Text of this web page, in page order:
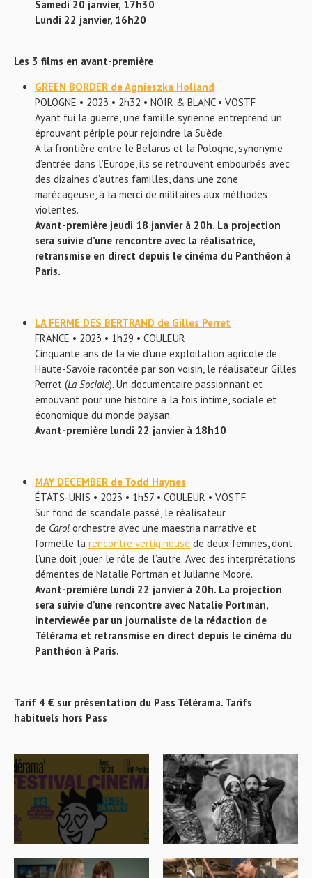
Samedi 20 janvier, 17h30
Lundi 22 janvier, 16h20
Les 3 films en avant-première
GREEN BORDER de Agnieszka Holland
POLOGNE • 2023 • 2h32 • NOIR & BLANC • VOSTF
Ayant fui la guerre, une famille syrienne entreprend un
éprouvant périple pour rejoindre la Suède.
A la frontière entre le Belarus et la Pologne, synonyme
d’entrée dans l’Europe, ils se retrouvent embourbés avec
des dizaines d’autres familles, dans une zone
marécageuse, à la merci de militaires aux méthodes
violentes.
Avant-première jeudi 18 janvier à 20h. La projection
sera suivie d’une rencontre avec la réalisatrice,
retransmise en direct depuis le cinéma du Panthéon à
Paris.
LA FERME DES BERTRAND de Gilles Perret
FRANCE • 2023 • 1h29 • COULEUR
Cinquante ans de la vie d’une exploitation agricole de
Haute-Savoie racontée par son voisin, le réalisateur Gilles
Perret (La Sociale). Un documentaire passionnant et
émouvant pour une histoire à la fois intime, sociale et
économique du monde paysan.
Avant-première lundi 22 janvier à 18h10
MAY DECEMBER de Todd Haynes
ÉTATS-UNIS • 2023 • 1h57 • COULEUR • VOSTF
Sur fond de scandale passé, le réalisateur
de Carol orchestre avec une maestria narrative et
formelle la rencontre vertigineuse de deux femmes, dont
l’une doit jouer le rôle de l’autre. Avec des interprétations
démentes de Natalie Portman et Julianne Moore.
Avant-première lundi 22 janvier à 20h. La projection
sera suivie d’une rencontre avec Natalie Portman,
interviewée par un journaliste de la rédaction de
Télérama et retransmise en direct depuis le cinéma du
Panthéon à Paris.
Tarif 4 € sur présentation du Pass Télérama. Tarifs
habituels hors Pass